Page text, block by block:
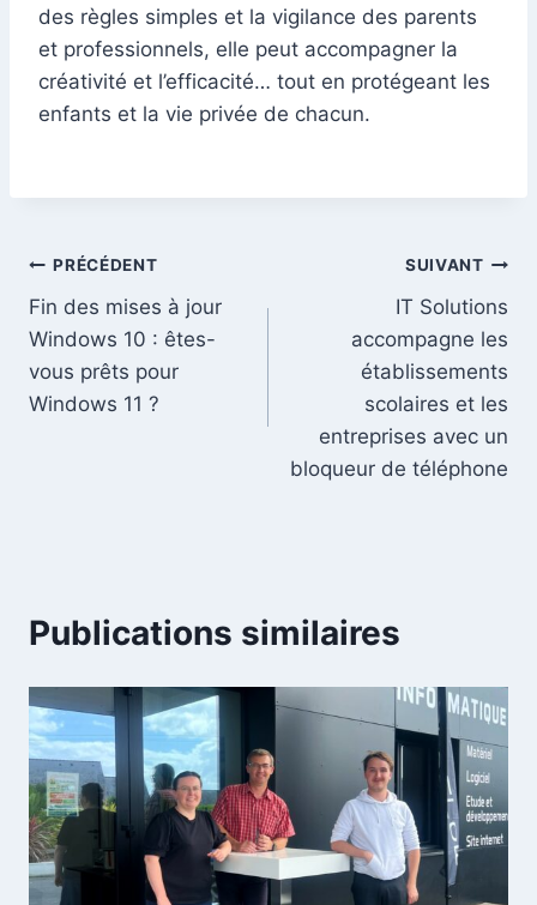
des règles simples et la vigilance des parents
et professionnels, elle peut accompagner la
créativité et l’efficacité… tout en protégeant les
enfants et la vie privée de chacun.
PRÉCÉDENT
Fin des mises à jour
Windows 10 : êtes-
vous prêts pour
Windows 11 ?
SUIVANT
IT Solutions
accompagne les
établissements
scolaires et les
entreprises avec un
bloqueur de téléphone
Publications similaires